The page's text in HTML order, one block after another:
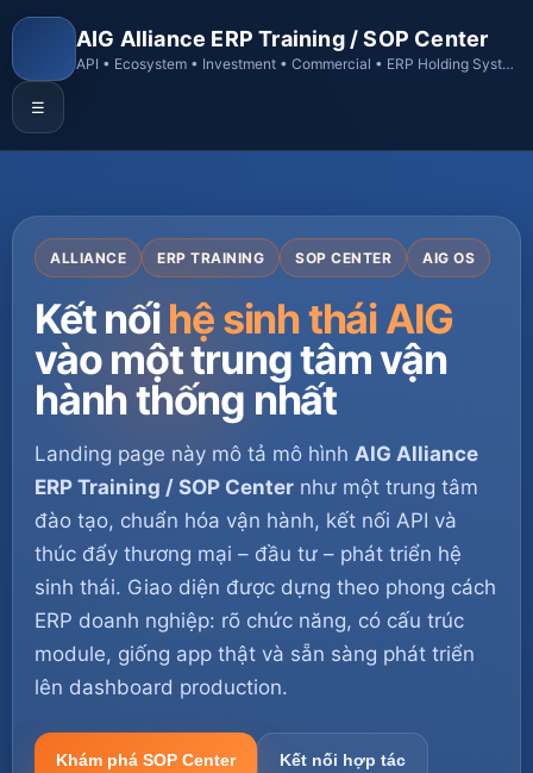
AIG Alliance ERP Training / SOP Center
API • Ecosystem • Investment • Commercial • ERP Holding System
☰
ALLIANCE ERP TRAINING SOP CENTER AIG OS
Kết nốihệ sinh thái AIG
vào một trung tâm vận
hành thống nhất
Landing page này mô tả mô hình AIG Alliance
ERP Training / SOP Center như một trung tâm
đào tạo, chuẩn hóa vận hành, kết nối API và
thúc đẩy thương mại – đầu tư – phát triển hệ
sinh thái. Giao diện được dựng theo phong cách
ERP doanh nghiệp: rõ chức năng, có cấu trúc
module, giống app thật và sẵn sàng phát triển
lên dashboard production.
Khám phá SOP Center Kết nối hợp tác